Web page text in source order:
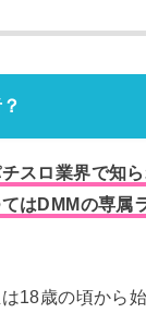
スロ業界で知
はDMMの専属
18歳の頃から